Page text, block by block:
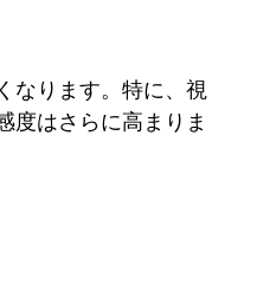
なります。特に、視
度はさらに高まりま